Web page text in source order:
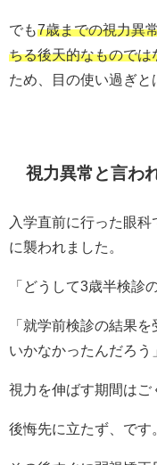
でも7歳までの視力異
ちる後天的なもので
ため、目の使い過ぎと
視力異常と言わ
入学直前に行った眼
に襲われました。
「どうして3歳半検診
「就学前検診の結果
いかなかったんだろう
視力を伸ばす期間はご
後悔先に立たず、です